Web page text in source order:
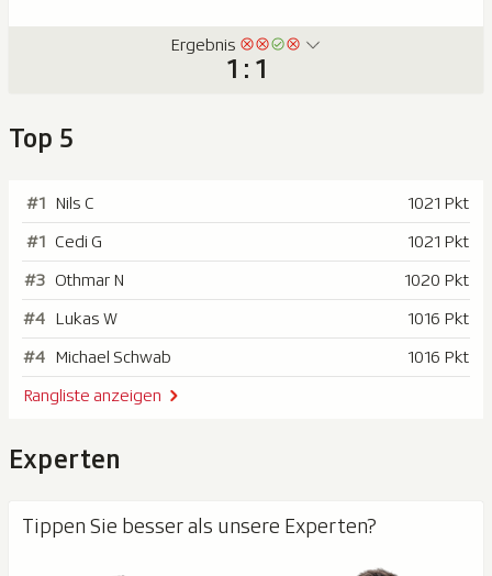
Ergebnis
1 : 1
Top 5
#1 Nils C
1021 Pkt
#1 Cedi G
1021 Pkt
#3 Othmar N
1020 Pkt
#4 Lukas W
1016 Pkt
#4 Michael Schwab
1016 Pkt
Rangliste anzeigen
Experten
Tippen Sie besser als unsere Experten?